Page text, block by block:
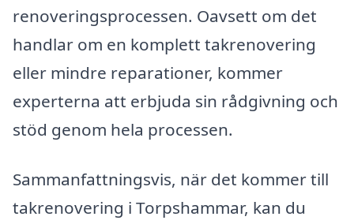
renoveringsprocessen. Oavsett om det
handlar om en komplett takrenovering
eller mindre reparationer, kommer
experterna att erbjuda sin rådgivning och
stöd genom hela processen.
Sammanfattningsvis, när det kommer till
takrenovering i Torpshammar, kan du